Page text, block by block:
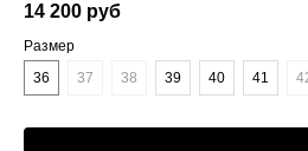
14 200 руб
Размер
36
37 38 39 40 41